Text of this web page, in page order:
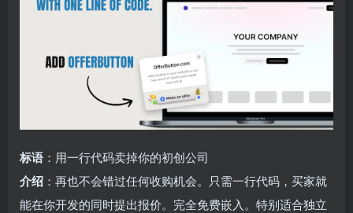
标语 ：用一行代码卖掉你的初创公司
介绍 ：再也不会错过任何收购机会。只需一行代码，买家就
能在你开发的同时提出报价。完全免费嵌入。特别适合独立